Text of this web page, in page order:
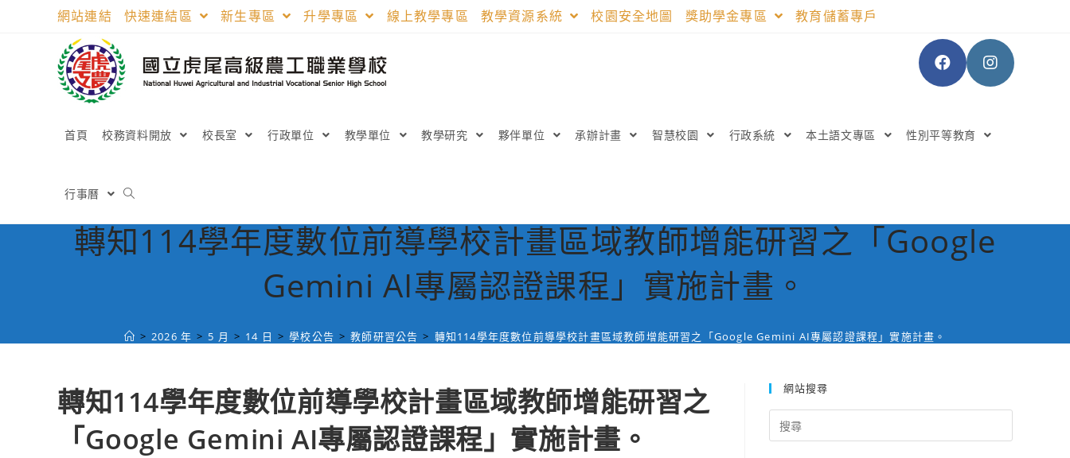
網站連結 快速連結區 新生專區 升學專區 線上教學專區 教學資源系統 校園安全地圖 獎助學金專區 教育儲蓄專戶
首頁 校務資料開放 校長室 行政單位 教學單位 教學研究 夥伴單位 承辦計畫 智慧校園 行政系統 本土語文專區 性別平等教育
行事曆
轉知114學年度數位前導學校計畫區域教師增能研習之「Google
Gemini AI專屬認證課程」實施計畫。
> 2026 年 > 5 月 > 14 日 > 學校公告 > 教師研習公告 > 轉知114學年度數位前導學校計畫區域教師增能研習之「Google Gemini AI專屬認證課程」實施計畫。
轉知114學年度數位前導學校計畫區域教師增能研習之
「Google Gemini AI專屬認證課程」實施計畫。
網站搜尋
for: